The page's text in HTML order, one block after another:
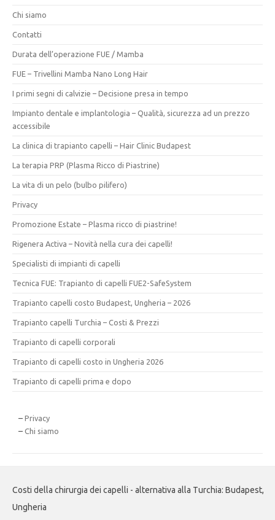
Chi siamo
Contatti
Durata dell’operazione FUE / Mamba
FUE – Trivellini Mamba Nano Long Hair
I primi segni di calvizie – Decisione presa in tempo
Impianto dentale e implantologia – Qualità, sicurezza ad un prezzo
accessibile
La clinica di trapianto capelli – Hair Clinic Budapest
La terapia PRP (Plasma Ricco di Piastrine)
La vita di un pelo (bulbo pilifero)
Privacy
Promozione Estate – Plasma ricco di piastrine!
Rigenera Activa – Novità nella cura dei capelli!
Specialisti di impianti di capelli
Tecnica FUE: Trapianto di capelli FUE2-SafeSystem
Trapianto capelli costo Budapest, Ungheria – 2026
Trapianto capelli Turchia – Costi & Prezzi
Trapianto di capelli corporali
Trapianto di capelli costo in Ungheria 2026
Trapianto di capelli prima e dopo
– Privacy
– Chi siamo
Costi della chirurgia dei capelli - alternativa alla Turchia: Budapest,
Ungheria